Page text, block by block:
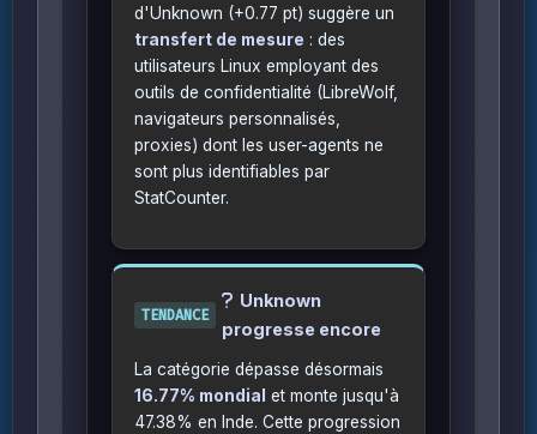
d'Unknown (+0.77 pt) suggère un
transfert de mesure : des
utilisateurs Linux employant des
outils de confidentialité (LibreWolf,
navigateurs personnalisés,
proxies) dont les user-agents ne
sont plus identifiables par
StatCounter.
TENDANCE
Unknown
progresse encore
La catégorie dépasse désormais
16.77% mondial et monte jusqu'à
47.38% en Inde. Cette progression